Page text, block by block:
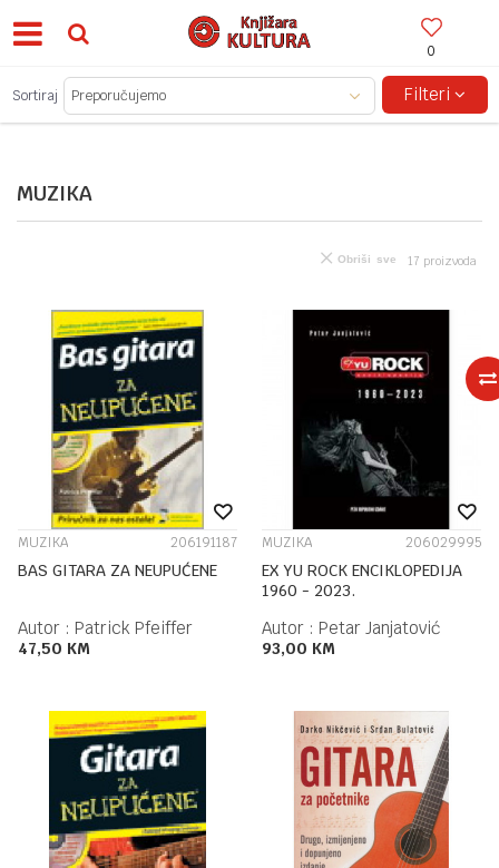
0
BESPLATNA ISPORUKA ZA IZNOSE PREKO 150KM!
MUZIKA
Sortiraj Filteri
17 proizvoda
Obriši sve
MUZIKA 206191187
BAS GITARA ZA NEUPUĆENE
Autor : Patrick Pfeiffer
47,50 KM
MUZIKA 206029995
EX YU ROCK ENCIKLOPEDIJA
1960 - 2023.
Autor : Petar Janjatović
93,00 KM